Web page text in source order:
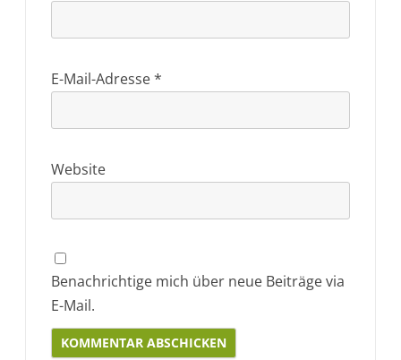
E-Mail-Adresse*
Website
Benachrichtige mich über neue Beiträge via
E-Mail.